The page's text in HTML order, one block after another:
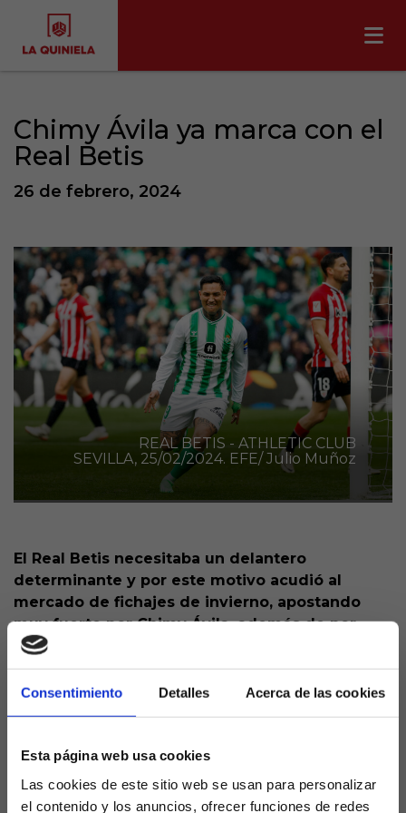
Consentimiento Detalles Acerca de las cookies
Esta página web usa cookies
Las cookies de este sitio web se usan para personalizar
el contenido y los anuncios, ofrecer funciones de redes
Chimy Ávila ya marca con el
Real Betis
26 de febrero, 2024
REAL BETIS - ATHLETIC CLUB
SEVILLA, 25/02/2024. EFE/ Julio Muñoz
El Real Betis necesitaba un delantero
determinante y por este motivo acudió al
mercado de fichajes de invierno, apostando
muy fuerte por Chimy Ávila, además de por
Bakambu.
demostrar su talento y estará una semana de baja,
titularidad y lo que es mejor, abrió la lata para
conseguir la victoria los de Pellegrini ante un rival
de altura, en uno de los partidos destacados del